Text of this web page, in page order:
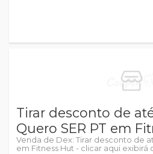
Tirar desconto de
Quero SER PT em
Venda de Dex: Tirar desconto de
em Fitness Hut - clicar aqui exibirá